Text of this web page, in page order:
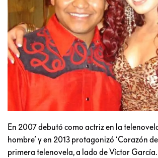
En 2007 debutó como actriz en la
hombre’ y en 2013 protagonizó ‘Corazón
primera telenovela, a lado de Víctor García.